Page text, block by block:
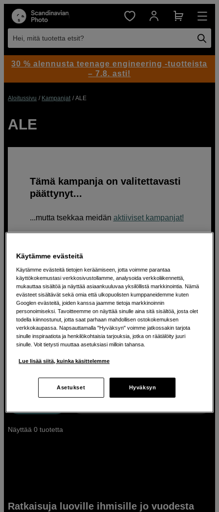
Hei, mitä tuotetta etsit?
Aloitussivu Kampanjat ALE
ALE
Tämä kampanja on valitettavasti
päättynyt...
...mutta tsekkaa meidän aktiiviset kampanjat!
kampanjaa ja kaikkia muita mahtavia
tarjouksiamme.
Katso toistuvat kampanjamme
Black Week|Singles Day|ALE|Spring
Vibes|Summer Sale|Back to Work|Osta
joululahjat Scandinavian Photosta|
Välipäiväale
Tammiale
Näyttää 0 tuotetta
Ratkaisuja luoville ihmisille jo vuodesta
30 % alennusta teenage engineering -tuotteista
– 7.8. asti!
Käytämme evästeitä
Käytämme evästeitä tietojen keräämiseen, jotta voimme parantaa
käyttökokemustasi verkkosivustollamme, analysoida verkkoliikennettä,
mukauttaa sisältöä ja näyttää asiaankuuluvaa yksilöllistä markkinointia. Nämä
evästeet sisältävät sekä omia että ulkopuolisten kumppaneidemme kuten
Googlen evästeitä, joiden kanssa jaamme tietoja markkinoinnin
personoimiseksi. Tavoitteemme on näyttää sinulle aina sitä sisältöä, josta olet
todella kiinnostunut, jotta saat parhaan mahdollisen ostokokemuksen
verkkokaupassa. Napsauttamalla "Hyväksyn" voimme jatkossakin tarjota
sinulle inspiraatiota ja henkilökohtaisia tarjouksia, jotka on räätälöity juuri
sinulle. Voit tietysti muuttaa asetuksiasi milloin tahansa.
Lue lisää siitä, kuinka käsittelemme
Asetukset Hyväksyn